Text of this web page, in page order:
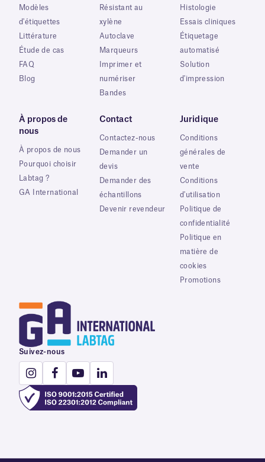
Modèles
d'étiquettes
Littérature
Étude de cas
FAQ
Blog
Résistant au
xylène
Autoclave
Marqueurs
Imprimer et
numériser
Bandes
Histologie
Essais cliniques
Étiquetage
automatisé
Solution
d'impression
À propos de
nous
À propos de nous
Pourquoi choisir
Labtag ?
GA International
Contact
Contactez-nous
Demander un
devis
Demander des
échantillons
Devenir revendeur
Juridique
Conditions
générales de
vente
Conditions
d'utilisation
Politique de
confidentialité
Politique en
matière de
cookies
Promotions
Suivez-nous